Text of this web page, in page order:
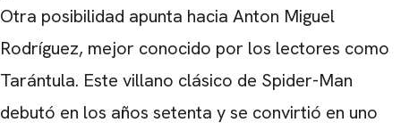
Otra posibilidad apunta hacia Anton Miguel
Rodríguez, mejor conocido por los lectores como
Tarántula. Este villano clásico de Spider-Man
debutó en los años setenta y se convirtió en uno